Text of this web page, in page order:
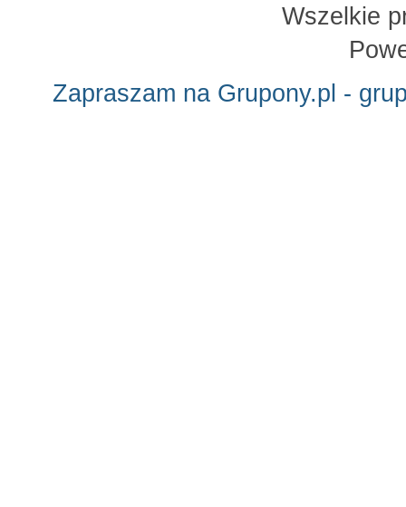
Wszelkie
Zapraszam na Grupony.pl -